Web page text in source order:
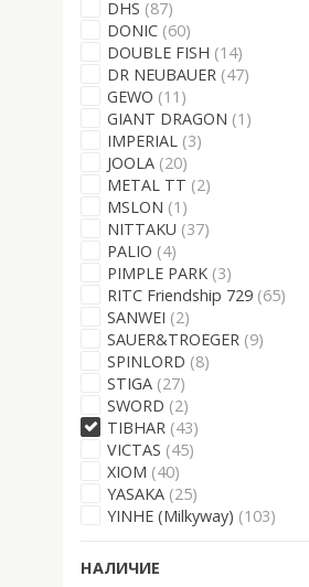
DHS (87)
DONIC (60)
DOUBLE FISH (14)
DR NEUBAUER (47)
GEWO (11)
GIANT DRAGON (1)
IMPERIAL (3)
JOOLA (20)
METAL TT (2)
MSLON (1)
NITTAKU (37)
PALIO (4)
PIMPLE PARK (3)
RITC Friendship 729 (65)
SANWEI (2)
SAUER&TROEGER (9)
SPINLORD (8)
STIGA (27)
SWORD (2)
TIBHAR (43)
VICTAS (45)
XIOM (40)
YASAKA (25)
YINHE (Milkyway) (103)
НАЛИЧИЕ